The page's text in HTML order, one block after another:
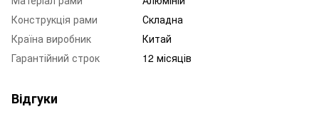
Конструкція рами
Складна
Країна виробник
Китай
Гарантійний строк
12 місяців
Відгуки